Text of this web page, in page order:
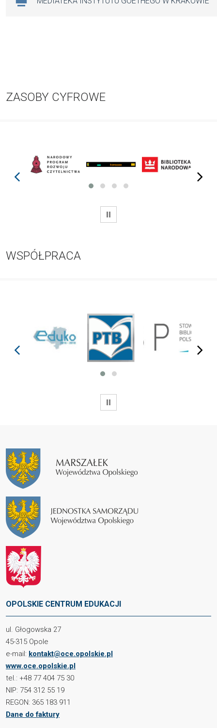
ZASOBY CYFROWE
prev next
WSTRZYMAJ
WSPÓŁPRACA
prev next
WSTRZYMAJ
OPOLSKIE CENTRUM EDUKACJI
ul. Głogowska 27
45-315 Opole
e-mail: kontakt@oce.opolskie.pl
www.oce.opolskie.pl
tel.: +48 77 404 75 30
NIP: 754 312 55 19
REGON: 365 183 911
Dane do faktury